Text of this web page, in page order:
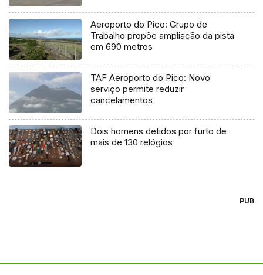
Aeroporto do Pico: Grupo de
Trabalho propõe ampliação da pista
em 690 metros
TAF Aeroporto do Pico: Novo
serviço permite reduzir
cancelamentos
Dois homens detidos por furto de
mais de 130 relógios
PUB